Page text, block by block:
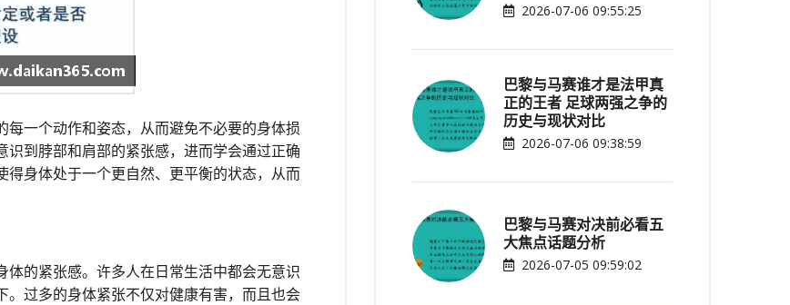
一个动作和姿态，从而避免不必要的身体损
到脖部和肩部的紧张感，进而学会通过正确
身体处于一个更自然、更平衡的状态，从而
的紧张感。许多人在日常生活中都会无意识
过多的身体紧张不仅对健康有害，而且也会
2026-07-06 09:55:25
巴黎与马赛谁才是法甲真
正的王者 足球两强之争的
历史与现状对比
2026-07-06 09:38:59
巴黎与马赛对决前必看五
大焦点话题分析
2026-07-05 09:59:02